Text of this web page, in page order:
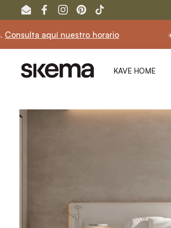
Ir al contenido
EmailFacebookInstagram
PinterestTikTok
aquí nuestro horario ☀️ En
KAVE HOME